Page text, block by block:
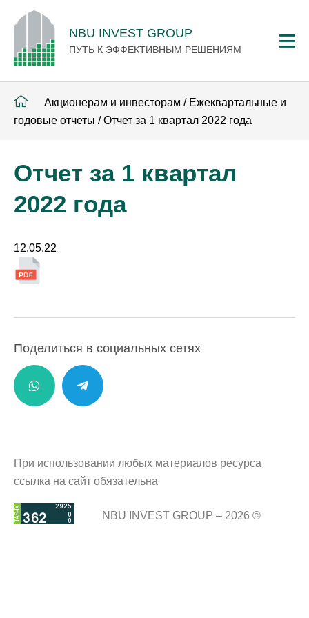
NBU INVEST GROUP
ПУТЬ К ЭФФЕКТИВНЫМ РЕШЕНИЯМ
Акционерам и инвесторам / Ежеквартальные и
годовые отчеты / Отчет за 1 квартал 2022 года
Отчет за 1 квартал
2022 года
12.05.22
Поделиться в социальных сетях
При использовании любых материалов ресурса
ссылка на сайт обязательна
NBU INVEST GROUP – 2026 ©